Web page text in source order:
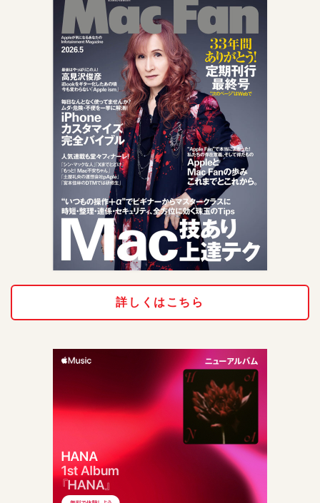
詳しくはこちら